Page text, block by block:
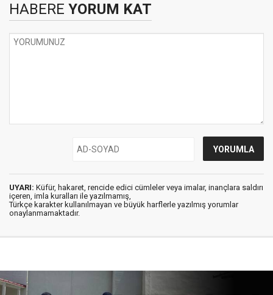
HABERE YORUM KAT
UYARI: Küfür, hakaret, rencide edici cümleler veya imalar, inançlara saldırı
içeren, imla kuralları ile yazılmamış,
Türkçe karakter kullanılmayan ve büyük harflerle yazılmış yorumlar
onaylanmamaktadır.